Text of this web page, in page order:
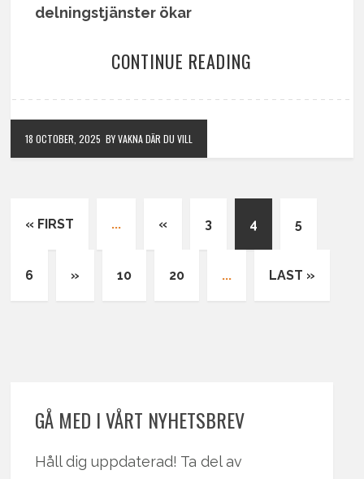
delningstjänster ökar
CONTINUE READING
18 OCTOBER, 2025 BY VAKNA DÄR DU VILL
« FIRST ... « 3 4 5
6 » 10 20 ... LAST »
GÅ MED I VÅRT NYHETSBREV
Håll dig uppdaterad! Ta del av